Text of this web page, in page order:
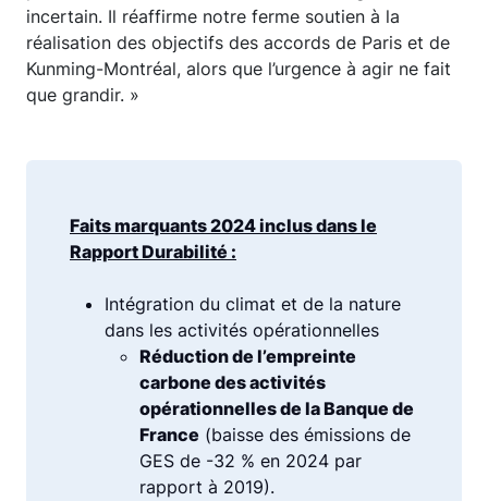
incertain. Il réaffirme notre ferme soutien à la
réalisation des objectifs des accords de Paris et de
Kunming-Montréal, alors que l’urgence à agir ne fait
que grandir. »
Faits marquants 2024 inclus dans le
Rapport Durabilité :
Intégration du climat et de la nature
dans les activités opérationnelles
Réduction de l’empreinte
carbone des activités
opérationnelles de la Banque de
France (baisse des émissions de
GES de -32 % en 2024 par
rapport à 2019).